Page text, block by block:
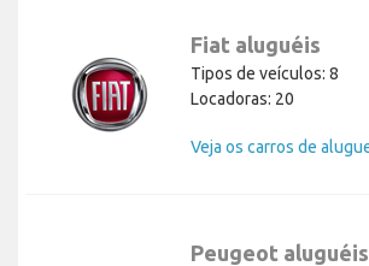
Fiat aluguéis
Tipos de veículos: 8
Locadoras: 20
Veja os carros de
Peugeot aluguéis